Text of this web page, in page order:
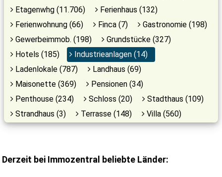
Etagenwhg (11.706)
Ferienhaus (132)
Ferienwohnung (66)
Finca (7)
Gastronomie (198)
Gewerbeimmob. (198)
Grundstücke (327)
Hotels (185)
Industrieanlagen (14)
Ladenlokale (787)
Landhaus (69)
Maisonette (369)
Pensionen (34)
Penthouse (234)
Schloss (20)
Stadthaus (109)
Strandhaus (3)
Terrasse (148) Villa (560)
Derzeit bei Immozentral beliebte Länder: